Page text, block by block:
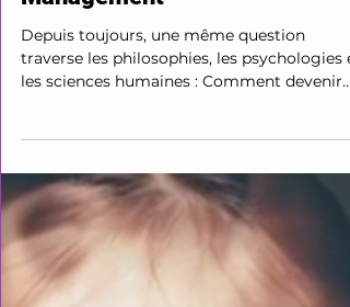
philosophies et le Lean
Management
Depuis toujours, une même question
des relations équilibrées avec les autres ?
Gustav Jung a proposé l'un des modèles les
plus influents du XXᵉ siècle en décrivant le
développement de la personnalité autour de
trois notions majeures : le Moi, le processus
d'individuation et le Soi. Le Lean Relationnel